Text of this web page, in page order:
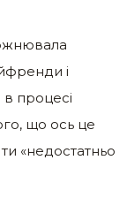
і
процесі
що ось це
«недостатньо